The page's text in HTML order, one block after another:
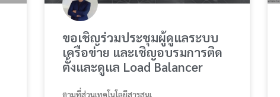
ขอเชิญร่วมประชุมผู้ดูแลระบบ
เครือข่าย และเชิญอบรมการติด
ตั้งและดูแล Load Balancer
ตามที่ส่วนเทคโนโลยีสารสนเ